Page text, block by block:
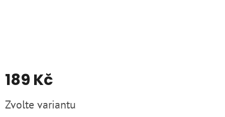
189 Kč
cena:
Zvolte variantu